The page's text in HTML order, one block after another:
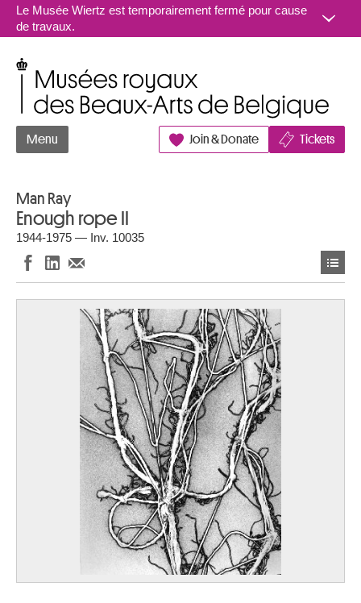
Aller au contenu
Le Musée Wiertz est temporairement fermé pour cause
de travaux.
Menu Join & Donate Tickets
Man Ray
Enough rope II
1944-1975 — Inv. 10035